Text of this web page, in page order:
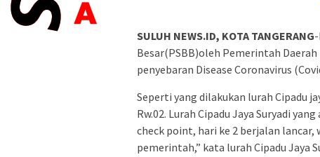
SULUH NEWS.ID, KOTA TANGERANG
Besar(PSBB)oleh Pemerintah
penyebaran Disease Coronavirus
Seperti yang dilakukan lurah Cipadu
Rw.02. Lurah Cipadu Jaya Suryadi
check point, hari ke 2 berjalan
pemerintah,” kata lurah Cipadu Jaya